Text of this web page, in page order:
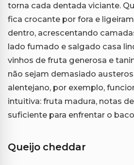
torna cada dentada viciante.
fica crocante por fora e
dentro, acrescentando
lado fumado e salgado casa
vinhos de fruta generosa e
não sejam demasiado
alentejano, por exemplo,
intuitiva: fruta madura, notas
suficiente para enfrentar o
Queijo cheddar